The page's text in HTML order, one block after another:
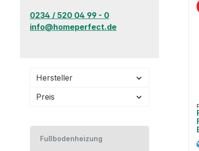
0234 / 520 04 99 - 0
info@homeperfect.de
Hersteller
Preis
Fußbodenheizung